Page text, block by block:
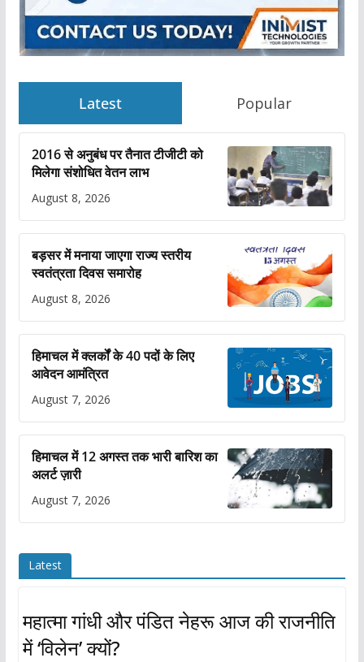
Latest Popular
2016 से अनुबंध पर तैनात टीजीटी को
मिलेगा संशोधित वेतन लाभ
August 8, 2026
बड़सर में मनाया जाएगा राज्य स्तरीय
स्वतंत्रता दिवस समारोह
August 8, 2026
हिमाचल में क्लर्कों के 40 पदों के लिए
आवेदन आमंत्रित
August 7, 2026
हिमाचल में 12 अगस्त तक भारी बारिश का
अलर्ट ज़ारी
August 7, 2026
Latest
महात्मा गांधी और पंडित नेहरू आज की राजनीति
में ‘विलेन’ क्यों?